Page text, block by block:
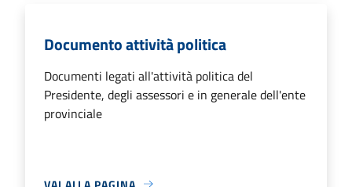
Documento attività politica
Documenti legati all'attività politica del
Presidente, degli assessori e in generale dell'ente
provinciale